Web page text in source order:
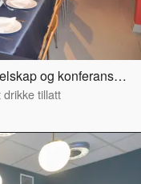
Grendehuset i Korsgata 16, Oslo - Selskap og konferanselokale
drikke tillatt